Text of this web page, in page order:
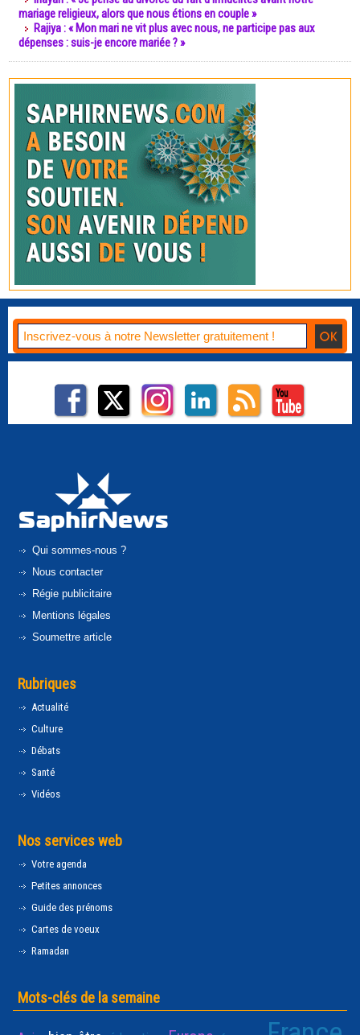
mariage religieux, alors que nous étions en couple »
Rajiya : « Mon mari ne vit plus avec nous, ne participe pas aux
dépenses : suis-je encore mariée ? »
Qui sommes-nous ?
Nous contacter
Régie publicitaire
Mentions légales
Soumettre article
Rubriques
Actualité
Culture
Débats
Santé
Vidéos
Nos services web
Votre agenda
Petites annonces
Guide des prénoms
Cartes de voeux
Ramadan
Mots-clés de la semaine